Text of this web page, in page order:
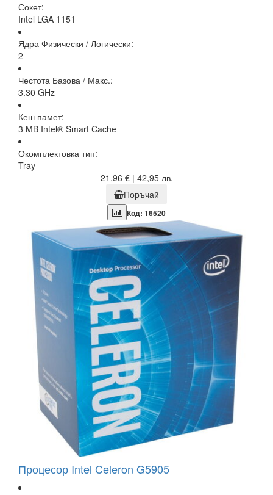
Сокет:
Intel LGA 1151
Ядра Физически / Логически:
2
Честота Базова / Макс.:
3.30 GHz
Кеш памет:
3 MB Intel® Smart Cache
Окомплектовка тип:
Tray
21,96 € | 42,95 лв.
Поръчай
Код: 16520
Процесор Intel Celeron G5905